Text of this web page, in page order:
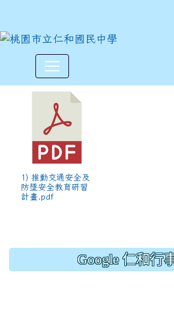
113下半年國民中
1) 推動交通安全及
防墜安全教育研習
計畫.pdf
Google 仁和行